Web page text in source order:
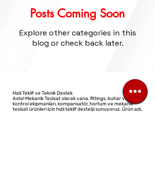
Posts Coming Soon
Explore other categories in this
blog or check back later.
Hızlı Teklif ve Teknik Destek
Astel Mekanik Tesisat olarak vana, fittings, buhar ve akış
kontrol ekipmanları, kompansatör, hortum ve mekanik
tesisat ürünleri için hızlı teklif desteği sunuyoruz. Ürün adı,